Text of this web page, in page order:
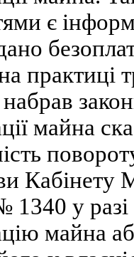
є
практиці
майна
Кабінету
1340 у
майна